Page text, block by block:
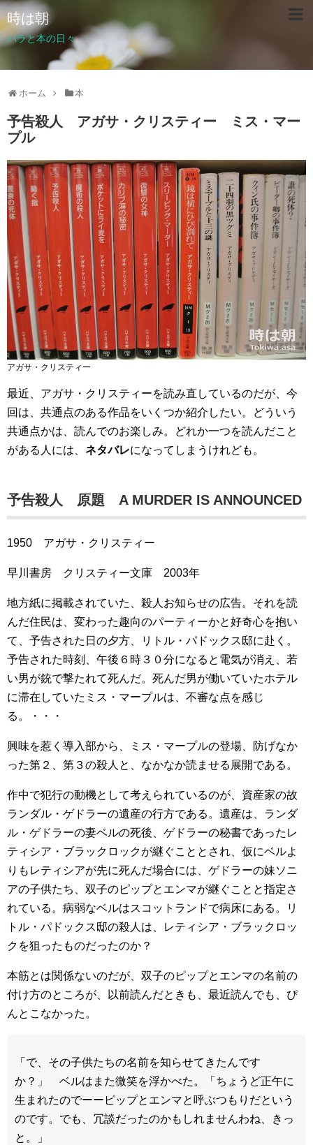
時は朝
バラと本の日々
ホーム 本
予告殺人 アガサ・クリスティー ミス・マー
プル
アガサ・クリスティー
最近、アガサ・クリスティーを読み直しているのだが、今
回は、共通点のある作品をいくつか紹介したい。どういう
共通点かは、読んでのお楽しみ。どれか一つを読んだこと
がある人には、 ネタバレになってしまうけれども。
予告殺人 原題 A MURDER IS ANNOUNCED
1950 アガサ・クリスティー
早川書房 クリスティー文庫 2003年
地方紙に掲載されていた、殺人お知らせの広告。それを読
んだ住民は、変わった趣向のパーティーかと好奇心を抱い
て、予告された日の夕方、リトル・パドックス邸に赴く。
予告された時刻、午後６時３０分になると電気が消え、若
い男が銃で撃たれて死んだ。死んだ男が働いていたホテル
に滞在していたミス・マープルは、不審な点を感じ
る。・・・
興味を惹く導入部から、ミス・マープルの登場、防げなか
った第２、第３の殺人と、なかなか読ませる展開である。
作中で犯行の動機として考えられているのが、資産家の故
ランダル・ゲドラーの遺産の行方である。遺産は、ランダ
ル・ゲドラーの妻ベルの死後、ゲドラーの秘書であったレ
ティシア・ブラックロックが継ぐこととされ、仮にベルよ
りもレティシアが先に死んだ場合には、ゲドラーの妹ソニ
アの子供たち、双子のピップとエンマが継ぐことと指定さ
れている。病弱なベルはスコットランドで病床にある。リ
トル・パドックス邸の殺人は、レティシア・ブラックロッ
クを狙ったものだったのか？
本筋とは関係ないのだが、双子のピップとエンマの名前の
付け方のところが、以前読んだときも、最近読んでも、ぴ
んとこなかった。
「で、その子供たちの名前を知らせてきたんです
か？」 ベルはまた微笑を浮かべた。「ちょうど正午に
生まれたのでーーピップとエンマと呼ぶつもりだという
のです。でも、冗談だったのかもしれませんわね、きっ
と。」